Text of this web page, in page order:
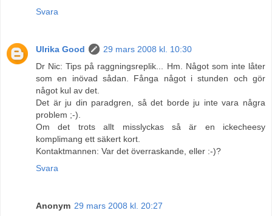
Svara
Ulrika Good
29 mars 2008 kl. 10:30
Dr Nic: Tips på raggningsreplik... Hm. Något som inte låter
som en inövad sådan. Fånga något i stunden och gör
något kul av det.
Det är ju din paradgren, så det borde ju inte vara några
problem ;-).
Om det trots allt misslyckas så är en ickecheesy
komplimang ett säkert kort.
Kontaktmannen: Var det överraskande, eller :-)?
Svara
Anonym 29 mars 2008 kl. 20:27